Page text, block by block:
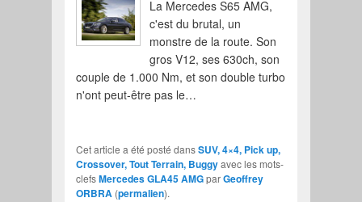
La Mercedes S65 AMG,
c'est du brutal, un
monstre de la route. Son
gros V12, ses 630ch, son
couple de 1.000 Nm, et son double turbo
n'ont peut-être pas le…
Cet article a été posté dansSUV, 4×4, Pick up,
Crossover, Tout Terrain, Buggyavec les mots-
clefsMercedes GLA45 AMGparGeoffrey
ORBRA (permalien).